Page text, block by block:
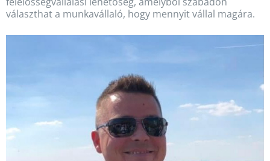
választhat a munkavállaló, hogy mennyit vállal magára.